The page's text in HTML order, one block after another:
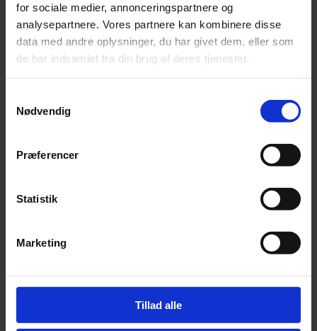
for sociale medier, annonceringspartnere og
analysepartnere. Vores partnere kan kombinere disse
data med andre oplysninger, du har givet dem, eller som
de har indsamlet fra din brug af deres tjenester.
Nødvendig
Præferencer
Statistik
Marketing
Tillad alle
Kontakt os gerne, vi tager imod:
Lærlinge
Læs om industritekniker